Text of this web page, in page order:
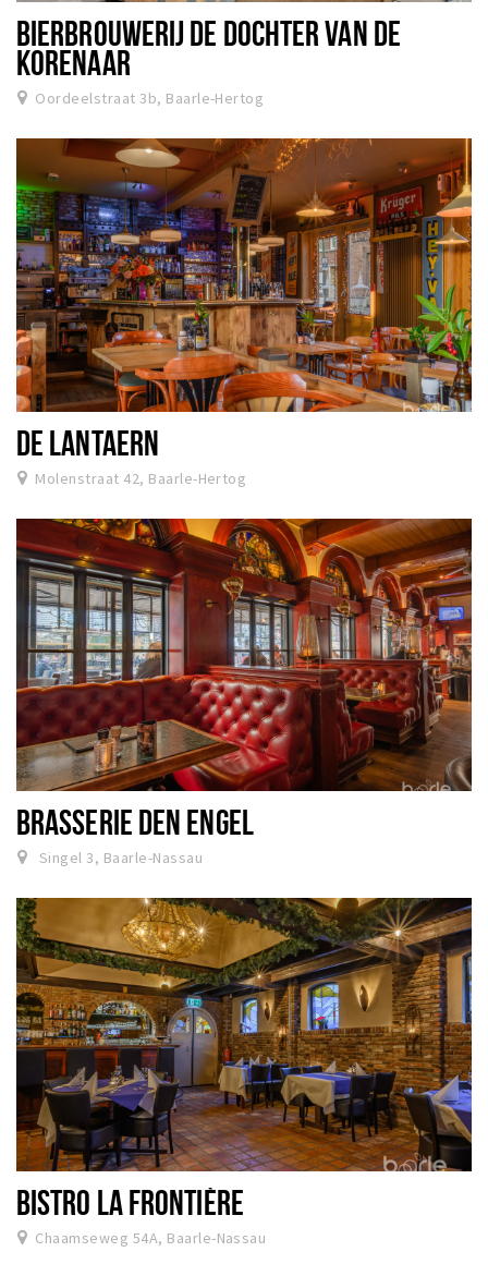
BIERBROUWERIJ DE DOCHTER VAN DE
KORENAAR
Oordeelstraat 3b, Baarle-Hertog
DE LANTAERN
Molenstraat 42, Baarle-Hertog
BRASSERIE DEN ENGEL
Singel 3, Baarle-Nassau
BISTRO LA FRONTIÈRE
Chaamseweg 54A, Baarle-Nassau